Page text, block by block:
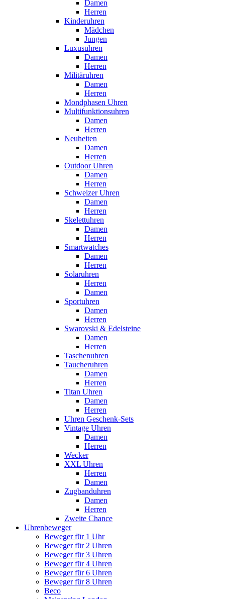
Damen
Herren
Kinderuhren
Mädchen
Jungen
Luxusuhren
Damen
Herren
Militäruhren
Damen
Herren
Mondphasen Uhren
Multifunktionsuhren
Damen
Herren
Neuheiten
Damen
Herren
Outdoor Uhren
Damen
Herren
Schweizer Uhren
Damen
Herren
Skelettuhren
Damen
Herren
Smartwatches
Damen
Herren
Solaruhren
Herren
Damen
Sportuhren
Damen
Herren
Swarovski & Edelsteine
Damen
Herren
Taschenuhren
Taucheruhren
Damen
Herren
Titan Uhren
Damen
Herren
Uhren Geschenk-Sets
Vintage Uhren
Damen
Herren
Wecker
XXL Uhren
Herren
Damen
Zugbanduhren
Damen
Herren
Zweite Chance
Uhrenbeweger
Beweger für 1 Uhr
Beweger für 2 Uhren
Beweger für 3 Uhren
Beweger für 4 Uhren
Beweger für 6 Uhren
Beweger für 8 Uhren
Beco